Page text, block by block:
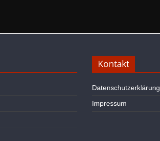
Kontakt
Datenschutzerklärung
Impressum